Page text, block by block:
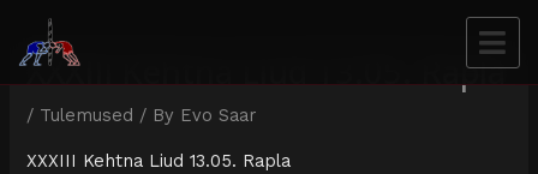
XXXIII Kehtna Liud 13.05. Rapla
/ Tulemused / By Evo Saar
XXXIII Kehtna Liud 13.05. Rapla